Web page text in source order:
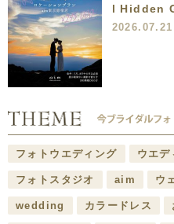
l Hidden
2026.07.21
フォトウエディング ウエデ
フォトスタジオ aim ウ
wedding カラードレス